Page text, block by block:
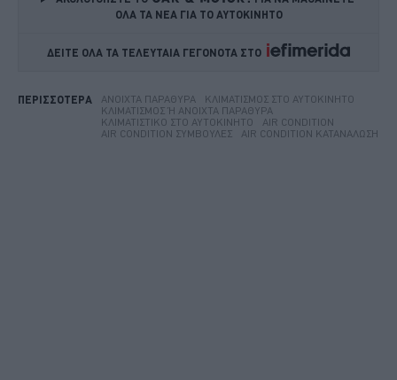
ΟΛΑ ΤΑ ΝΕΑ ΓΙΑ ΤΟ ΑΥΤΟΚΙΝΗΤΟ
ΔΕΙΤΕ ΟΛΑ ΤΑ ΤΕΛΕΥΤΑΙΑ ΓΕΓΟΝΟΤΑ ΣΤΟ
ΠΕΡΙΣΣΟΤΕΡΑ ΑΝΟΙΧΤΆ ΠΑΡΆΘΥΡΑ
ΚΛΙΜΑΤΙΣΜΌΣ ΣΤΟ ΑΥΤΟΚΊΝΗΤΟ
ΚΛΙΜΑΤΙΣΜΌΣ Ή ΆΝΟΙΧΤΑ ΠΑΡΆΘΥΡΑ
ΚΛΙΜΑΤΙΣΤΙΚΌ ΣΤΟ ΑΥΤΟΚΊΝΗΤΟ
AIR CONDITION
AIR CONDITION ΣΥΜΒΟΥΛΈΣ
AIR CONDITION ΚΑΤΑΝΆΛΩΣΗ